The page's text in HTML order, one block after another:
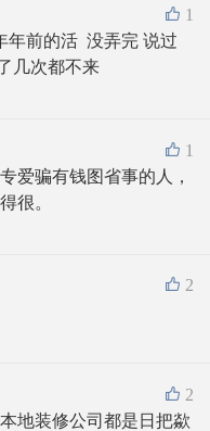
1
年前的活  没弄完 说过
几次都不来
1
爱骗有钱图省事的人，
很。
2
2
地装修公司都是日把歘